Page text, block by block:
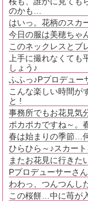
のかも…
はいっ。花柄のスカ
今日の服は美穂ちゃ
このネックレスとブ
上手に撮れなくて
しょう♪
ふふっ♪Pプロデュー
こんな楽しい時間が
と !
事務所でもお花見気
ポカポカですね～。
春は始まりの季節…
ひらひら～♪スカー
またお花見に行きた
Pプロデューサーさ
わわっ、つんつんし
この桜餅…中に苺が